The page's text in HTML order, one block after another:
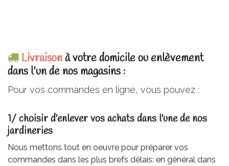
Livraisonà votre domicile ou enlèvement
dans l'un de nos magasins :
Pour vos commandes en ligne, vous pouvez :
1/ choisir d'enlever vos achats dans l'une de nos
jardineries​
Nous mettons tout en oeuvre pour préparer vos
commandes dans les plus brefs délais: en général dans